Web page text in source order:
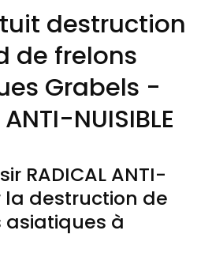
destruction
de frelons
Grabels -
NUISIBLE
RADICAL ANTI-
la destruction de
asiatiques à